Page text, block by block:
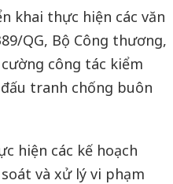
khai thực hiện các văn
QG, Bộ Công thương,
công tác kiểm
tranh chống buôn
hiện các kế hoạch
và xử lý vi phạm